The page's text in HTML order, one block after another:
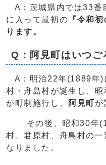
A：茨城県内では33番
に入って最初の 『令和
ります。
Q：阿見町はいつご
A：明治22年(1889年)
村・舟島村が誕生し、
が町制施行し、
阿見町が
その後、昭和30年
村、君原村、舟島村の
なりました。